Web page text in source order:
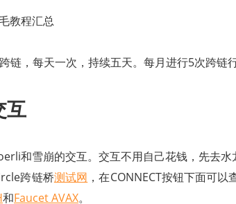
教程汇总
链，每天一次，持续五天。每月进行5次跨链行
互
和雪崩的交互。交互不用自己花钱，先去
跨链桥测试网 ，在CONNECT按钮下面可以
和Faucet AVAX。